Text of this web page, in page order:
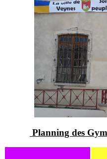
Planning des